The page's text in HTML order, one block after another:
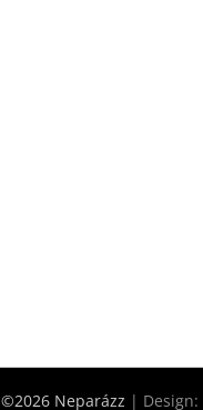
©2026 Neparázz | Design: